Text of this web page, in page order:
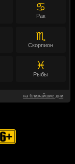
♋
Рак
♏
Скорпион
♓
Рыбы
на ближайшие дни